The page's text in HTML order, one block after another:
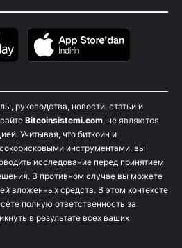
руководства, новости, статьи и
Bitcoinsistemi.com, не являются
Учитывая, что биткоин и
инструментами, вы
исследование перед принятием
В противном случае вы можете
вложенных средств. В этом контексте
полную ответственность за
в результате всех ваших